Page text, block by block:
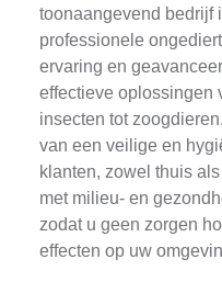
toonaangevend bedrijf
professionele
ervaring en
effectieve oplossingen
insecten tot
van een veilige en
klanten, zowel thuis
met milieu- en
zodat u geen zorgen
effecten op uw